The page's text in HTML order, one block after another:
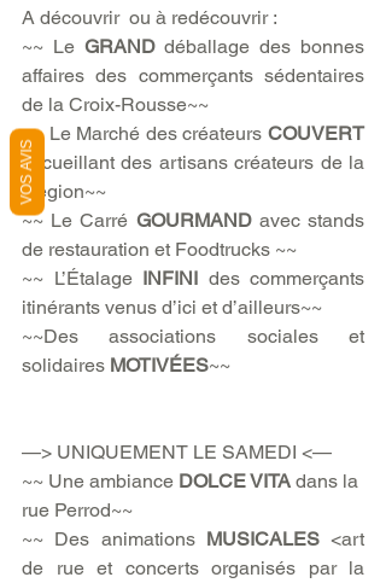
A découvrir  ou à redécouvrir :
~~ Le GRAND déballage des bonnes
affaires des commerçants sédentaires
de la Croix-Rousse~~
~~ Le Marché des créateurs COUVERT
accueillant des artisans créateurs de la
Région~~
~~ Le Carré GOURMAND avec stands
de restauration et Foodtrucks ~~
~~ L’Étalage INFINI des commerçants
itinérants venus d’ici et d’ailleurs~~
~~Des associations sociales et
solidaires MOTIVÉES~~
—> UNIQUEMENT LE SAMEDI <—
~~ Une ambiance DOLCE VITA dans la
rue Perrod~~
~~ Des animations MUSICALES <art
de rue et concerts organisés par la
VOS AVIS